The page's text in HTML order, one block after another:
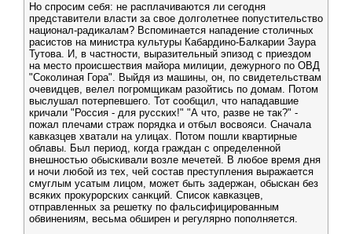
Но спросим себя: не расплачиваются ли сегодня
представители власти за свое долголетнее попустительство
национал-радикалам? Вспоминается нападение столичных
расистов на министра культуры Кабардино-Балкарии Заура
Тутова. И, в частности, выразительный эпизод с приездом
на место происшествия майора милиции, дежурного по ОВД
"Соколиная Гора". Выйдя из машины, он, по свидетельствам
очевидцев, велел погромщикам разойтись по домам. Потом
выслушал потерпевшего. Тот сообщил, что нападавшие
кричали "Россия - для русских!" "А что, разве не так?" -
пожал плечами страж порядка и отбыл восвояси. Сначала
кавказцев хватали на улицах. Потом пошли квартирные
облавы. Был период, когда граждан с определенной
внешностью обыскивали возле мечетей. В любое время дня
и ночи любой из тех, чей состав преступления выражается
смуглым усатым лицом, может быть задержан, обыскан без
всяких прокурорских санкций. Список кавказцев,
отправленных за решетку по фальсифицированным
обвинениям, весьма обширен и регулярно пополняется.